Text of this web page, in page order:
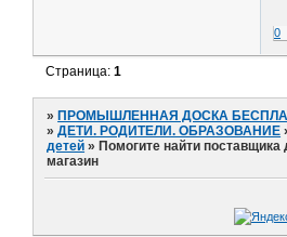
0
Страница:1
» ПРОМЫШЛЕННАЯ ДОСКА
»ДЕТИ. РОДИТЕЛИ. ОБРАЗОВАНИЕ
детей » Помогите найти поставщика
магазин